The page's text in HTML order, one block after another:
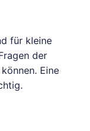
für kleine
der
Eine